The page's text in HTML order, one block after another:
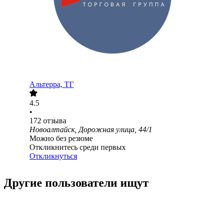
Альтерра, ТГ
4.5
•
172 отзыва
Новоалтайск, Дорожная улица, 44/1
Можно без резюме
Откликнитесь среди первых
Откликнуться
Другие пользователи ищут